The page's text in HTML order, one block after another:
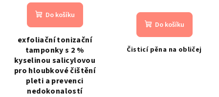
Do košíku
exfoliační tonizační
tamponky s 2 %
kyselinou salicylovou
pro hloubkové čištění
pleti a prevenci
nedokonalostí
Do košíku
Čisticí pěna na obličej